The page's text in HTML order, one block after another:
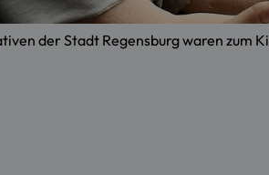
der Stadt Regensburg waren zum